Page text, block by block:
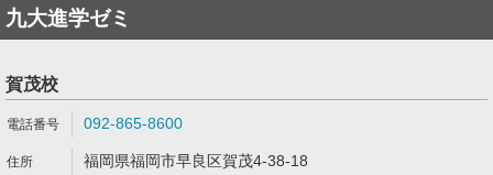
九大進学ゼミ
賀茂校
092-865-8600
福岡県福岡市早良区賀茂4-38-18